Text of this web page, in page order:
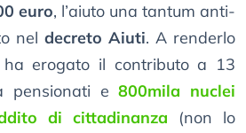
euro, l’aiuto una tantum anti-
nel decreto Aiuti. A renderlo
erogato il contributo a 13
pensionati e800mila nuclei
di cittadinanza (non lo